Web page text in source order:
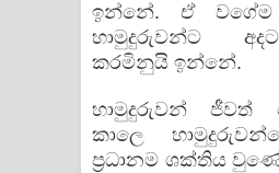
ඉන්නේ. ඒ
හාමුදුරුවන්ට
කරමිනුයි ඉන්නේ.
හාමුදුරුවන් ජීවත්
කාලෙ
ප්‍රධානම ශක්තිය